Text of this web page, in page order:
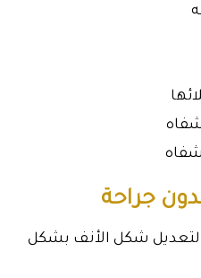
جراحة
لتعديل شكل الأنف بشكل